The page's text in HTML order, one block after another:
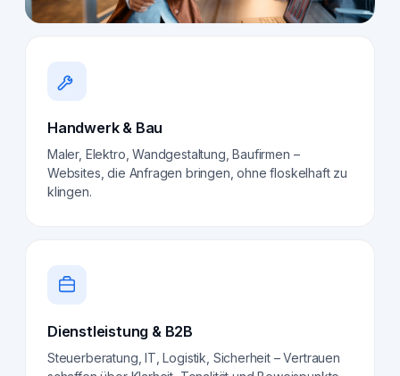
Handwerk & Bau
Maler, Elektro, Wandgestaltung, Baufirmen –
Websites, die Anfragen bringen, ohne floskelhaft zu
klingen.
Dienstleistung & B2B
Steuerberatung, IT, Logistik, Sicherheit – Vertrauen